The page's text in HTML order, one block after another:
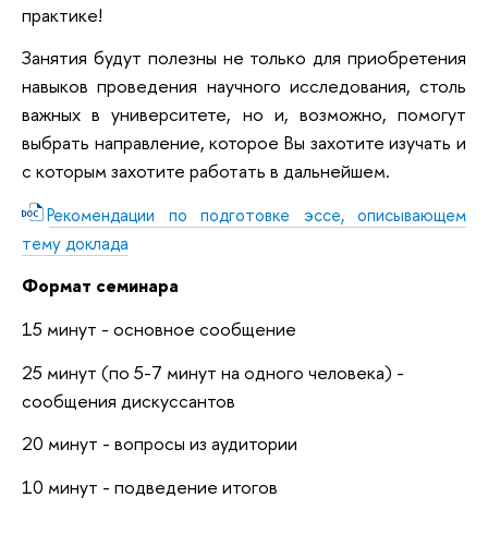
практике!
Занятия будут полезны не только для приобретения
навыков проведения научного исследования, столь
важных в университете, но и, возможно, помогут
выбрать направление, которое Вы захотите изучать и
с которым захотите работать в дальнейшем.
Рекомендации по подготовке эссе, описывающем
тему доклада
Формат семинара
15 минут - основное сообщение
25 минут (по 5-7 минут на одного человека) -
сообщения дискуссантов
20 минут - вопросы из аудитории
10 минут - подведение итогов